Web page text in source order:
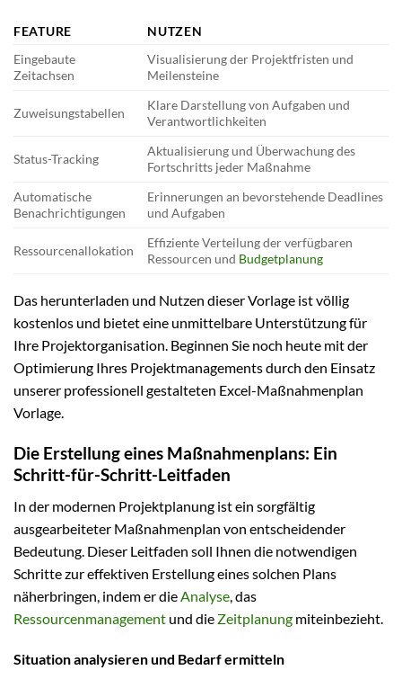
FEATURE
NUTZEN
Eingebaute
Zeitachsen
Visualisierung der Projektfristen und
Meilensteine
Zuweisungstabellen
Klare Darstellung von Aufgaben und
Verantwortlichkeiten
Status-Tracking
Aktualisierung und Überwachung des
Fortschritts jeder Maßnahme
Automatische
Benachrichtigungen
Erinnerungen an bevorstehende Deadlines
und Aufgaben
Ressourcenallokation
Effiziente Verteilung der verfügbaren
Ressourcen und Budgetplanung
Das herunterladen und Nutzen dieser Vorlage ist völlig
kostenlos und bietet eine unmittelbare Unterstützung für
Ihre Projektorganisation. Beginnen Sie noch heute mit der
Optimierung Ihres Projektmanagements durch den Einsatz
unserer professionell gestalteten Excel-Maßnahmenplan
Vorlage.
Die Erstellung eines Maßnahmenplans: Ein
Schritt-für-Schritt-Leitfaden
In der modernen Projektplanung ist ein sorgfältig
ausgearbeiteter Maßnahmenplan von entscheidender
Bedeutung. Dieser Leitfaden soll Ihnen die notwendigen
Schritte zur effektiven Erstellung eines solchen Plans
näherbringen, indem er die Analyse , das
Ressourcenmanagement und die Zeitplanung miteinbezieht.
Situation analysieren und Bedarf ermitteln